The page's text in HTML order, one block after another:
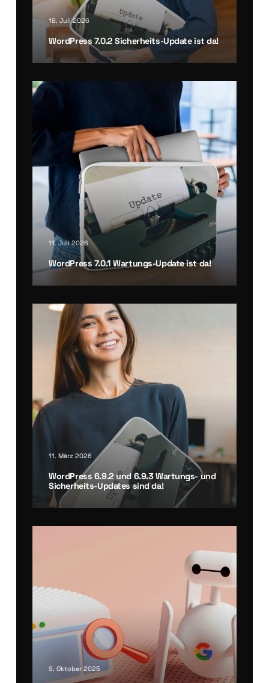
18. Juli 2026
Word­Press 7.0.2 Sicher­heits-Update ist da!
11. Juli 2026
Word­Press 7.0.1 War­tungs-Update ist da!
11. März 2026
Word­Press 6.9.2 und 6.9.3 War­tungs- und
Sicher­heits-Updates sind da!
9. Oktober 2025